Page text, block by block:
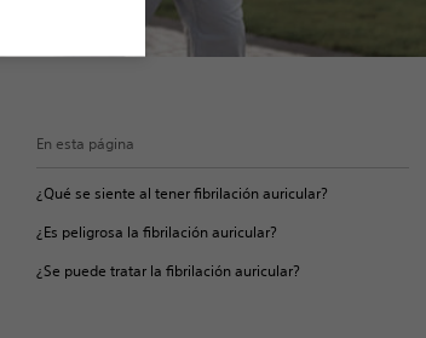
En esta página
¿Qué se siente al tener fibrilación auricular?
¿Es peligrosa la fibrilación auricular?
¿Se puede tratar la fibrilación auricular?